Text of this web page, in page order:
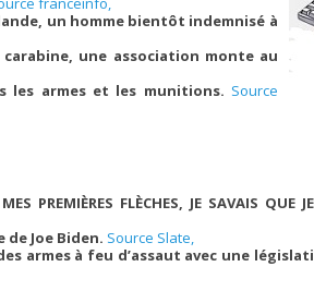
un homme bientôt indemnisé à
une association monte au
les armes et les munitions. Source
PREMIÈRES FLÈCHES, JE SAVAIS QUE
Joe Biden. Source Slate,
armes à feu d’assaut avec une